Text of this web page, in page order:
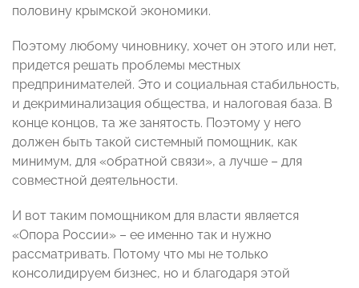
половину крымской экономики.
Поэтому любому чиновнику, хочет он этого или нет,
придется решать проблемы местных
предпринимателей. Это и социальная стабильность,
и декриминализация общества, и налоговая база. В
конце концов, та же занятость. Поэтому у него
должен быть такой системный помощник, как
минимум, для «обратной связи», а лучше – для
совместной деятельности.
И вот таким помощником для власти является
«Опора России» – ее именно так и нужно
рассматривать. Потому что мы не только
консолидируем бизнес, но и благодаря этой